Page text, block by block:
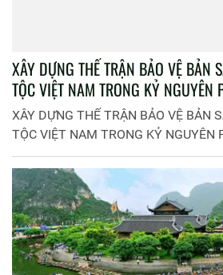
XÂY DỰNG THẾ TRẬN BẢO VỆ BẢN
TỘC VIỆT NAM TRONG KỶ NGUYÊN
XÂY DỰNG THẾ TRẬN BẢO VỆ BẢN
TỘC VIỆT NAM TRONG KỶ NGUYÊN